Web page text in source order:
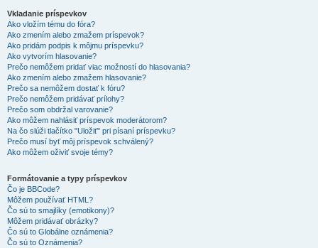
Vkladanie príspevkov
Ako vložím tému do fóra?
Ako zmením alebo zmažem príspevok?
Ako pridám podpis k môjmu príspevku?
Ako vytvorím hlasovanie?
Prečo nemôžem pridať viac možností do hlasovania?
Ako zmením alebo zmažem hlasovanie?
Prečo sa nemôžem dostať k fóru?
Prečo nemôžem pridávať prílohy?
Prečo som obdržal varovanie?
Ako môžem nahlásiť príspevok moderátorom?
Na čo slúži tlačítko "Uložiť" pri písaní príspevku?
Prečo musí byť môj príspevok schválený?
Ako môžem oživiť svoje témy?
Formátovanie a typy príspevkov
Čo je BBCode?
Môžem používať HTML?
Čo sú to smajlíky (emotikony)?
Môžem pridávať obrázky?
Čo sú to Globálne oznámenia?
Čo sú to Oznámenia?